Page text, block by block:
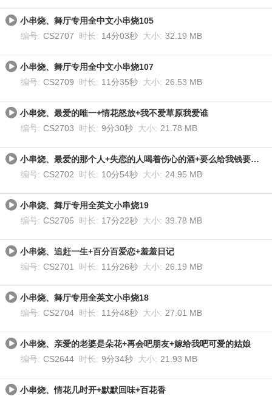
小串烧、舞厅专用全中文小串烧105
编号: CS2707 时长: 14分03秒 大小: 32.19 MB
小串烧、舞厅专用全中文小串烧107
编号: CS2709 时长: 11分35秒 大小: 26.53 MB
小串烧、最爱的唯一+情花怒放+我不爱草原我爱谁
编号: CS2703 时长: 9分30秒 大小: 21.78 MB
小串烧、最爱的那个人+失恋的人喝着伤心的酒+要么给我钱要么给我爱
编号: CS2702 时长: 10分54秒 大小: 24.95 MB
小串烧、舞厅专用全英文小串烧19
编号: CS2705 时长: 17分22秒 大小: 39.78 MB
小串烧、追赶一生+百分百爱恋+羞羞日记
编号: CS2701 时长: 11分26秒 大小: 26.19 MB
小串烧、舞厅专用全英文小串烧18
编号: CS2704 时长: 11分48秒 大小: 27.01 MB
小串烧、亲爱的老婆是朵花+再会吧朋友+嫁给我吧可爱的姑娘
编号: CS2644 时长: 9分34秒 大小: 21.93 MB
小串烧、情花几时开+默默回味+百花香